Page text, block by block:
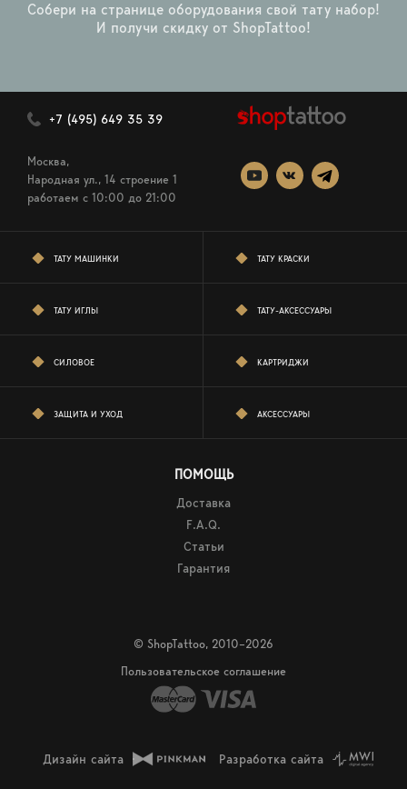
Собери на странице оборудования свой тату набор!
И получи скидку от ShopTattoo!
+7 (495) 649 35 39
Москва,
Народная ул., 14 строение 1
работаем c 10:00 до 21:00
ТАТУ МАШИНКИ ТАТУ КРАСКИ
ТАТУ ИГЛЫ ТАТУ-АКСЕССУАРЫ
СИЛОВОЕ КАРТРИДЖИ
ЗАЩИТА И УХОД АКСЕССУАРЫ
ПОМОЩЬ
Доставка
F.A.Q.
Статьи
Гарантия
© ShopTattoo, 2010–2026
Пользовательское соглашение
Дизайн сайта Разработка сайта